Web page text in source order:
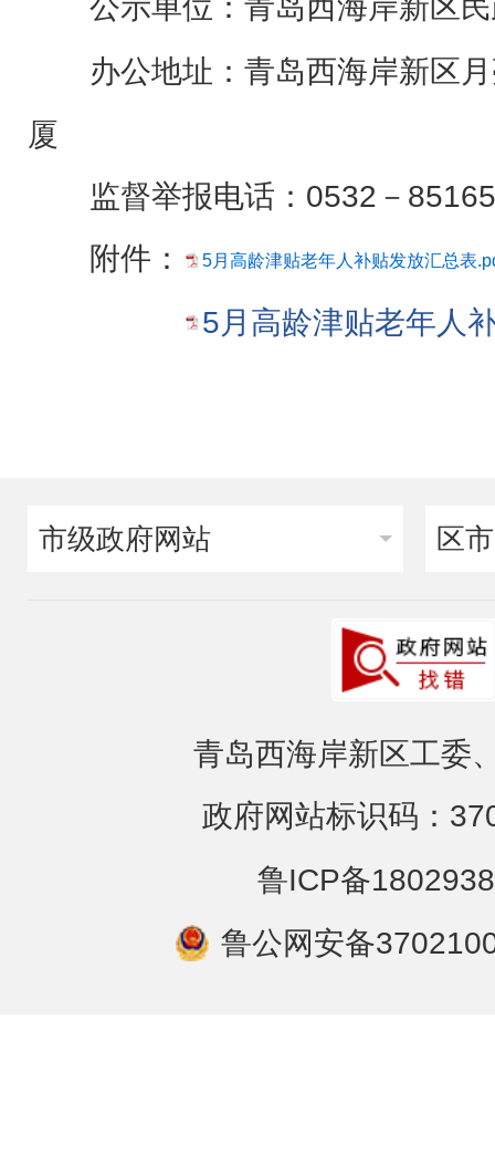
公示单位：青岛西海岸新区
办公地址：青岛西海岸新区
厦
监督举报电话：0532－
附件：
5月高龄津贴老年人补贴发放汇总表
5月高龄津贴老年人
市级政府网站 区
青岛西海岸新区工委
政府网站标识码：
鲁ICP备
鲁公网安备